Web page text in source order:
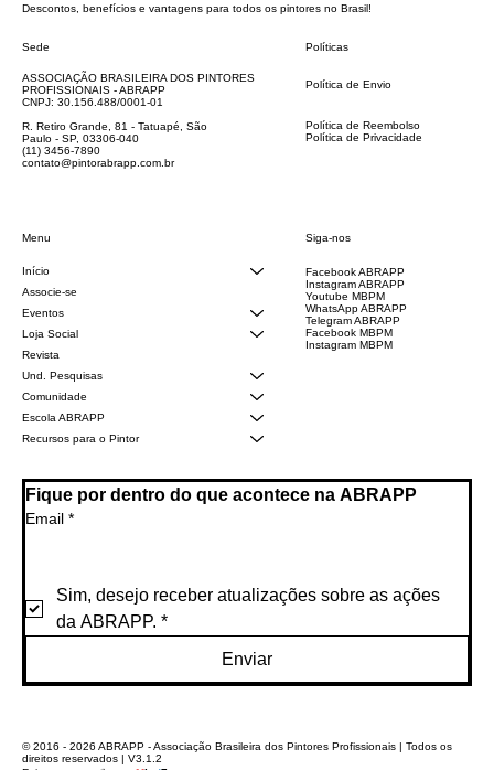
Descontos, benefícios e vantagens para todos os pintores no Brasil!
Sede
ASSOCIAÇÃO BRASILEIRA DOS PINTORES
PROFISSIONAIS - ABRAPP
CNPJ: 30.156.488/0001-01
R. Retiro Grande, 81 - Tatuapé, São
Paulo - SP, 03306-040
(11) 3456-7890
contato@pintorabrapp.com.br
Menu
Início
Associe-se
Eventos
Loja Social
Revista
Und. Pesquisas
Comunidade
Escola ABRAPP
Recursos para o Pintor
Políticas
Política de Envio
Política de Reembolso
Política de Privacidade
Siga-nos
Facebook ABRAPP
Instagram ABRAPP
Youtube MBPM
WhatsApp ABRAPP
Telegram ABRAPP
Facebook MBPM
Instagram MBPM
Fique por dentro do que acontece na ABRAPP
Email *
Sim, desejo receber atualizações sobre as ações
da ABRAPP. *
Enviar
© 2016 - 2026 ABRAPP - Associação Brasileira dos Pintores Profissionais | Todos os
direitos reservados | V3.1.2